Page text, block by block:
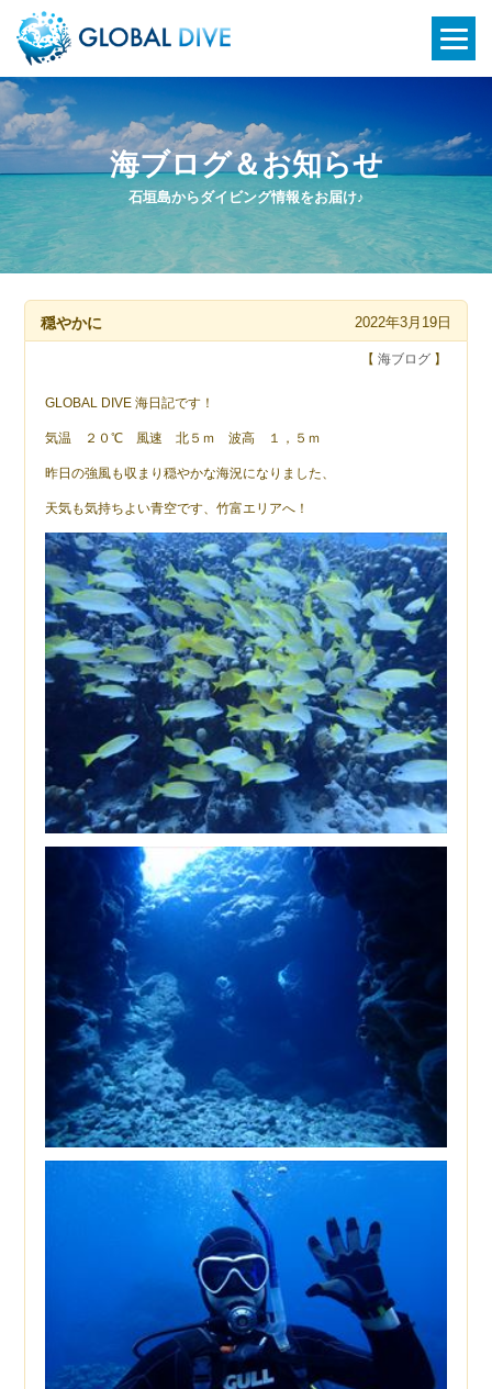
石垣島からダイビング情報をお届け♪
海ブログ＆お知らせ
穏やかに 2022年3月19日
【 海ブログ】
GLOBAL DIVE 海日記です！
気温 ２０℃ 風速 北５ｍ 波高 １，５ｍ
昨日の強風も収まり穏やかな海況になりました、
天気も気持ちよい青空です、竹富エリアへ！